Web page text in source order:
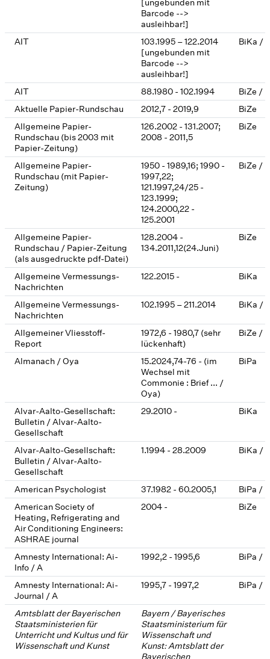
[ungebunden mit
Barcode -->
ausleihbar!]
AIT
103.1995 – 122.2014
[ungebunden mit
Barcode -->
ausleihbar!]
BiKa /
AIT 88.1980 - 102.1994
BiZe /
Aktuelle Papier-Rundschau
2012,7 - 2019,9
BiZe
Allgemeine Papier-
Rundschau (bis 2003 mit
Papier-Zeitung)
126.2002 - 131.2007;
2008 - 2011,5
BiZe
Allgemeine Papier-
Rundschau (mit Papier-
Zeitung)
1950 - 1989,16; 1990 -
1997,22;
121.1997,24/25 -
123.1999;
124.2000,22 -
125.2001
BiZe /
Allgemeine Papier-
Rundschau / Papier-Zeitung
(als ausgedruckte pdf-Datei)
128.2004 -
134.2011,12(24.Juni)
BiZe
Allgemeine Vermessungs-
Nachrichten
122.2015 - BiKa
Allgemeine Vermessungs-
Nachrichten
102.1995 – 211.2014 BiKa /
Allgemeiner Vliesstoff-
Report
1972,6 - 1980,7 (sehr
lückenhaft)
BiZe /
Almanach / Oya
15.2024,74-76 - (im
Wechsel mit
Commonie : Brief ... /
Oya)
BiPa
Alvar-Aalto-Gesellschaft:
Bulletin / Alvar-Aalto-
Gesellschaft
29.2010 - BiKa
Alvar-Aalto-Gesellschaft:
Bulletin / Alvar-Aalto-
Gesellschaft
1.1994 - 28.2009 BiKa /
American Psychologist 37.1982 - 60.2005,1
BiPa /
American Society of
Heating, Refrigerating and
Air Conditioning Engineers:
ASHRAE journal
2004 - BiZe
Amnesty International: Ai-
Info / A
1992,2 - 1995,6 BiPa /
Amnesty International: Ai-
Journal / A
1995,7 - 1997,2 BiPa /
Amtsblatt der Bayerischen
Staatsministerien für
Unterricht und Kultus und für
Wissenschaft und Kunst
Bayern / Bayerisches
Staatsministerium für
Wissenschaft und
Kunst: Amtsblatt der
Bayerischen